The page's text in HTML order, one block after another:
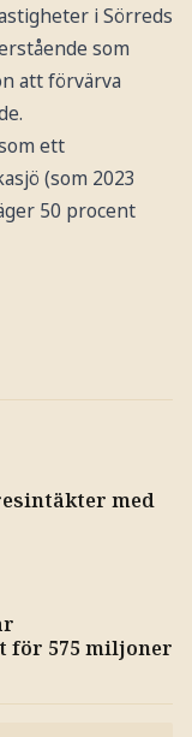
i Sörreds
som
att förvärva
ett
(som 2023
50 procent
med
575 miljoner